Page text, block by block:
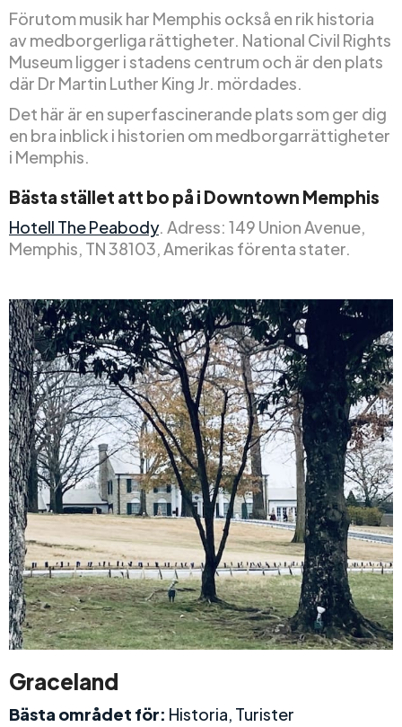
Förutom musik har Memphis också en rik historia
av medborgerliga rättigheter. National Civil Rights
Museum ligger i stadens centrum och är den plats
där Dr Martin Luther King Jr. mördades.
Det här är en superfascinerande plats som ger dig
en bra inblick i historien om medborgarrättigheter
i Memphis.
Bästa stället att bo på i Downtown Memphis
Hotell The Peabody. Adress: 149 Union Avenue,
Memphis, TN 38103, Amerikas förenta stater.
Graceland
Bästa området för: Historia, Turister